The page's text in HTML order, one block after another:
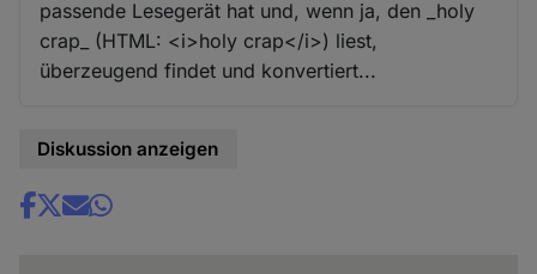
passende Lesegerät hat und, wenn ja, den _holy
crap_ (HTML: <i>holy crap</i>) liest,
überzeugend findet und konvertiert...
Diskussion anzeigen
Share